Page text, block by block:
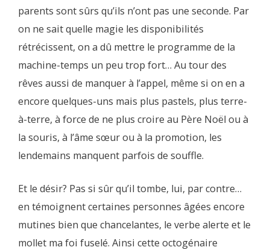
parents sont sûrs qu’ils n’ont pas une seconde. Par
on ne sait quelle magie les disponibilités
rétrécissent, on a dû mettre le programme de la
machine-temps un peu trop fort… Au tour des
rêves aussi de manquer à l’appel, même si on en a
encore quelques-uns mais plus pastels, plus terre-
à-terre, à force de ne plus croire au Père Noël ou à
la souris, à l’âme sœur ou à la promotion, les
lendemains manquent parfois de souffle.
Et le désir? Pas si sûr qu’il tombe, lui, par contre…
en témoignent certaines personnes âgées encore
mutines bien que chancelantes, le verbe alerte et le
mollet ma foi fuselé. Ainsi cette octogénaire